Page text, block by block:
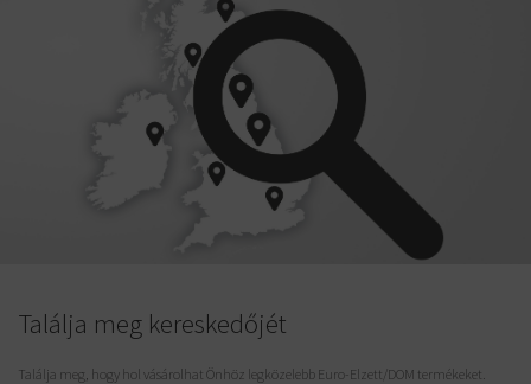
Találja meg kereskedőjét
Találja meg, hogy hol vásárolhat Önhöz legközelebb Euro-Elzett/DOM termékeket.